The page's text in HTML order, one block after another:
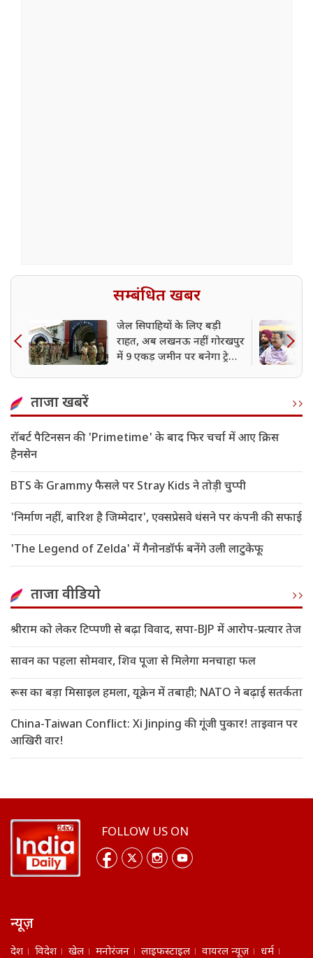
सम्बंधित खबर
जेल सिपाहियों के लिए बड़ी
राहत, अब लखनऊ नहीं गोरखपुर
में 9 एकड़ जमीन पर बनेगा ट्रेनिंग
ताजा खबरें
रॉबर्ट पैटिनसन की 'Primetime' के बाद फिर चर्चा में आए क्रिस
हैनसेन
BTS के Grammy फैसले पर Stray Kids ने तोड़ी चुप्पी
'निर्माण नहीं, बारिश है जिम्मेदार', एक्सप्रेसवे धंसने पर कंपनी की सफाई
'The Legend of Zelda' में गैनोनडॉर्फ बनेंगे उली लाटुकेफू
ताजा वीडियो
श्रीराम को लेकर टिप्पणी से बढ़ा विवाद, सपा-BJP में आरोप-प्रत्यार तेज
सावन का पहला सोमवार, शिव पूजा से मिलेगा मनचाहा फल
रूस का बड़ा मिसाइल हमला, यूक्रेन में तबाही; NATO ने बढ़ाई सतर्कता
China-Taiwan Conflict: Xi Jinping की गूंजी पुकार! ताइवान पर
आखिरी वार!
FOLLOW US ON
न्यूज़
देश विदेश खेल मनोरंजन लाइफस्टाइल वायरल न्यूज़ धर्म